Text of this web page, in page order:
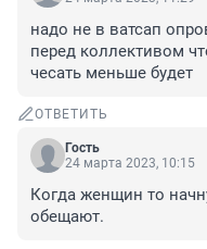
надо не в ватсап
перед коллективом
чесать меньше будет
ОТВЕТИТЬ
Гость
24 марта 2023, 10:15
Когда женщин то
обещают.